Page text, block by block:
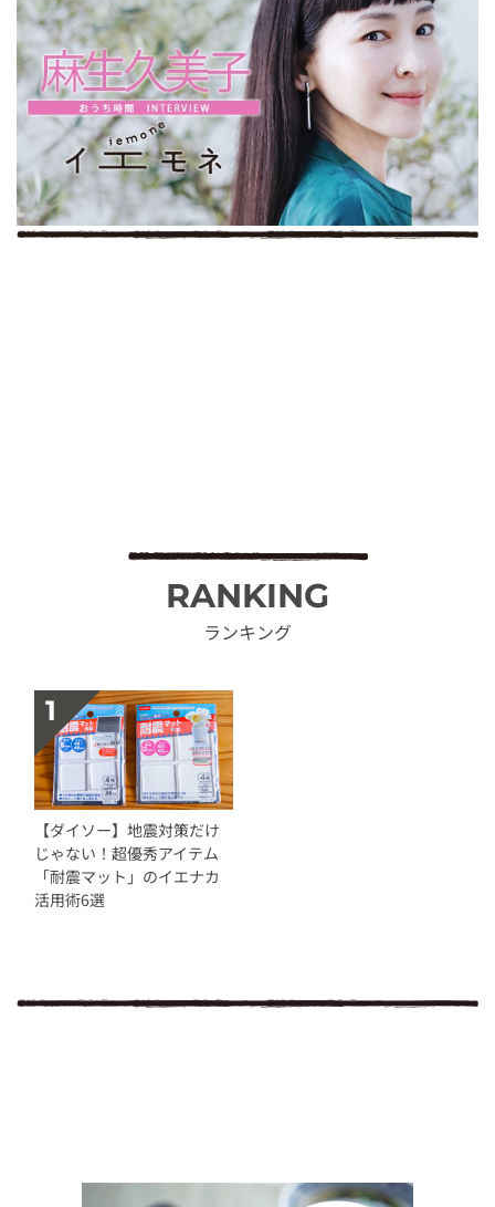
RANKING
ランキング
【ダイソー】地震対策だけ
じゃない！超優秀アイテム
「耐震マット」のイエナカ
活用術6選